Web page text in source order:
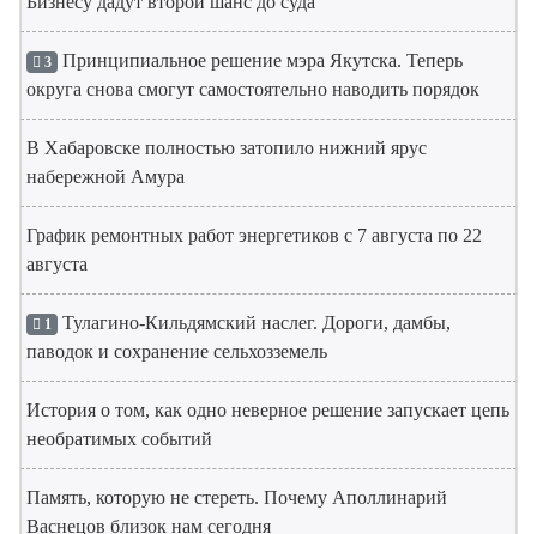
3 Принципиальное решение мэра Якутска. Теперь
округа снова смогут самостоятельно наводить порядок
В Хабаровске полностью затопило нижний ярус
набережной Амура
График ремонтных работ энергетиков с 7 августа по 22
августа
1 Тулагино-Кильдямский наслег. Дороги, дамбы,
паводок и сохранение сельхозземель
История о том, как одно неверное решение запускает цепь
необратимых событий
Память, которую не стереть. Почему Аполлинарий
Васнецов близок нам сегодня